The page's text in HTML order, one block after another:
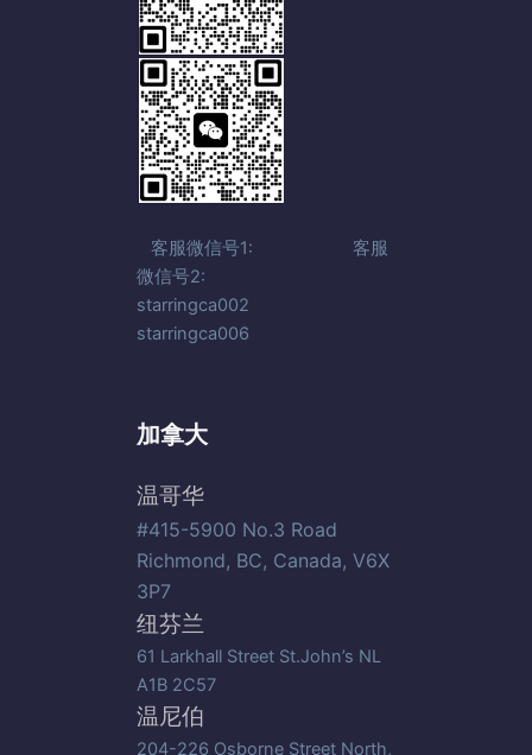
客服微信号1: 客服
微信号2:
starringca002
starringca006
加拿大
温哥华
#415-5900 No.3 Road
Richmond, BC, Canada, V6X
3P7
纽芬兰
61 Larkhall Street St.John’s NL
A1B 2C57
温尼伯
204-226 Osborne Street North,